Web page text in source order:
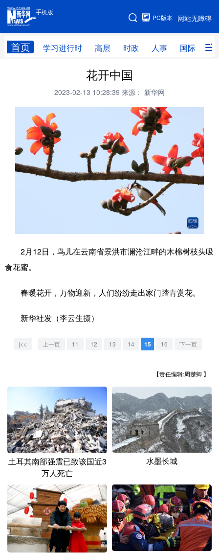
手机版
网站无障碍
PC版本
首页 学习进行时 高层 时政 人事 国际 财
手机版
网站地图
高层 时政
财经 网评
台湾 全球连线
科技 量子
文化 书画 健康 军事
访谈 视频 图片 政务
金融
信息化 数字经济
城市 旅游 能源 会展
公益 一带一路 亚太网 上市公司
文化产业
山西
吉林 上海 江苏
浙江 安徽 福建 江西
山东 河南 湖北 湖南
广东 广西
贵州 云南 西藏
陕西 甘肃 青海 宁夏
新疆 内蒙古 黑龙江
花开中国
2023-02-13 10:28:39 来源： 新华网
2月12日，鸟儿在云南省景洪市澜沧江畔的木棉树枝头吸
食花蜜。
春暖花开，万物迎新，人们纷纷走出家门踏青赏花。
新华社发（李云生摄）
|<< 上一页 11 12 13 14 15 16 下一页
【责任编辑:周楚卿 】
土耳其南部强震已致该国近3
万人死亡
水墨长城